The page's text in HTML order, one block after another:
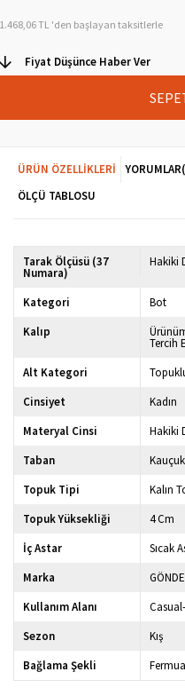
1.468,06 TL 'den başlayan taksitlerle
Fiyat Düşünce Haber Ver
ÜRÜN ÖZELLIKLERI YORUMLAR
ÖLÇÜ TABLOSU
Tarak Ölçüsü (37
Numara)
Hakiki
Kategori
Bot
Kalıp
Tercih
Alt Kategori
Cinsiyet
Kadın
Materyal Cinsi
Hakiki
Taban
Kauçuk
Topuk Tipi
Kalın
Topuk Yüksekliği
4 Cm
İç Astar
Sıcak
Marka
Kullanım Alanı
Sezon
Kış
Bağlama Şekli